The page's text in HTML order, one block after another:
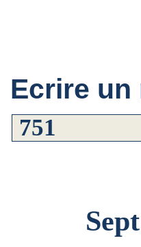
Ecrire un
Sept